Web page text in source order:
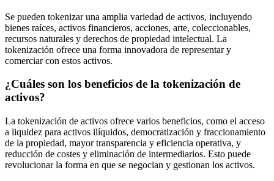
Se pueden tokenizar una amplia variedad de activos, incluyendo
bienes raíces, activos financieros, acciones, arte, coleccionables,
recursos naturales y derechos de propiedad intelectual. La
tokenización ofrece una forma innovadora de representar y
comerciar con estos activos.
¿Cuáles son los beneficios de la tokenización de
activos?
La tokenización de activos ofrece varios beneficios, como el acceso
a liquidez para activos ilíquidos, democratización y fraccionamiento
de la propiedad, mayor transparencia y eficiencia operativa, y
reducción de costes y eliminación de intermediarios. Esto puede
revolucionar la forma en que se negocian y gestionan los activos.